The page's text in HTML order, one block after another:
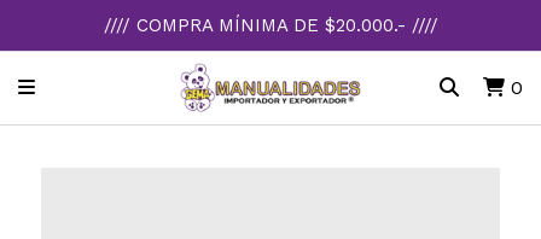
//// COMPRA MÍNIMA DE $20.000.- ////
0